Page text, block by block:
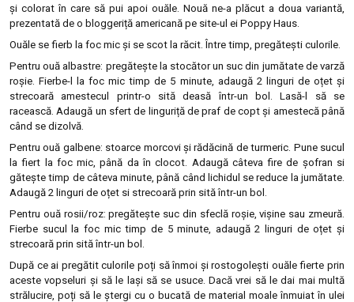
și colorat în care să pui apoi ouăle. Nouă ne-a plăcut a doua variantă,
prezentată de o bloggeriță americană pe site-ul ei Poppy Haus.
Ouăle se fierb la foc mic și se scot la răcit. Între timp, pregătești culorile.
Pentru ouă albastre: pregătește la stocător un suc din jumătate de varză
roșie. Fierbe-l la foc mic timp de 5 minute, adaugă 2 linguri de oțet și
strecoară amestecul printr-o sită deasă într-un bol. Lasă-l să se
racească. Adaugă un sfert de linguriță de praf de copt și amestecă până
când se dizolvă.
Pentru ouă galbene: stoarce morcovi și rădăcină de turmeric. Pune sucul
la fiert la foc mic, până da în clocot. Adaugă câteva fire de șofran si
gătește timp de câteva minute, până când lichidul se reduce la jumătate.
Adaugă 2 linguri de oțet si strecoară prin sită într-un bol.
Pentru ouă rosii/roz: pregătește suc din sfeclă roșie, vișine sau zmeură.
Fierbe sucul la foc mic timp de 5 minute, adaugă 2 linguri de oțet și
strecoară prin sită într-un bol.
După ce ai pregătit culorile poți să înmoi și rostogolești ouăle fierte prin
aceste vopseluri și să le lași să se usuce. Dacă vrei să le dai mai multă
strălucire, poți să le ștergi cu o bucată de material moale înmuiat în ulei